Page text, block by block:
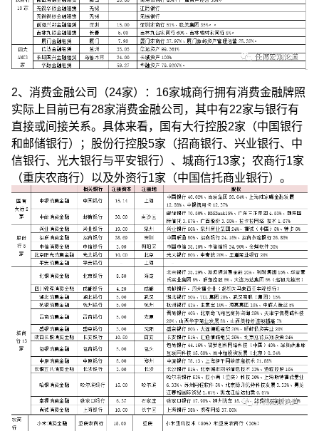
2、消费金融公司（24家）：16家城商行拥有消费金融牌照
实际上目前已有28家消费金融公司，其中有22家与银行有
直接或间接关系。具体来看，国有大行控股2家（中国银行
和邮储银行）；股份行控股5家（招商银行、兴业银行、中
信银行、光大银行与平安银行）、城商行13家；农商行1家
（重庆农商行）以及外资行1家（中国信托商业银行）。